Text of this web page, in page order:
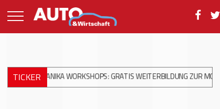
TICKER
WORKSHOPS: GRATIS WEITERBILDUNG ZUR MODERNEN